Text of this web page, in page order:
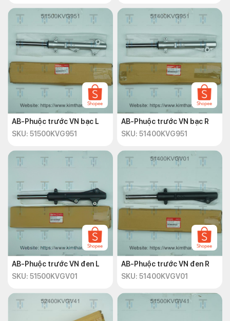
AB-Phuộc trước VN bạc L
SKU: 51500KVG951
AB-Phuộc trước VN bạc R
SKU: 51400KVG951
AB-Phuộc trước VN đen L
SKU: 51500KVGV01
AB-Phuộc trước VN đen R
SKU: 51400KVGV01